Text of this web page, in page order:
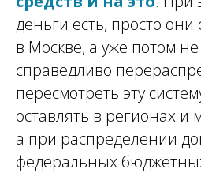
деньги есть, просто они
в Москве, а уже потом
справедливо
пересмотреть эту
оставлять в регионах и
а при распределении
федеральных